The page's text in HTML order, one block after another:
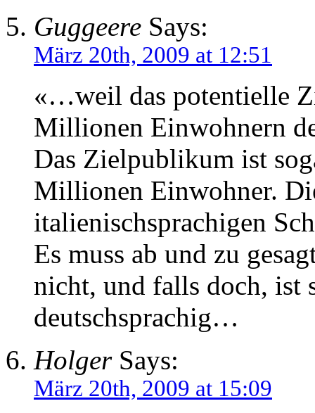
Guggeere Says:
März 20th, 2009 at 12:51
«…weil das potentielle
Millionen Einwohnern
Das Zielpublikum ist
Millionen Einwohner.
italienischsprachigen
Es muss ab und zu
nicht, und falls doch, ist
deutschsprachig…
HolgerSays:
März 20th, 2009 at 15:09